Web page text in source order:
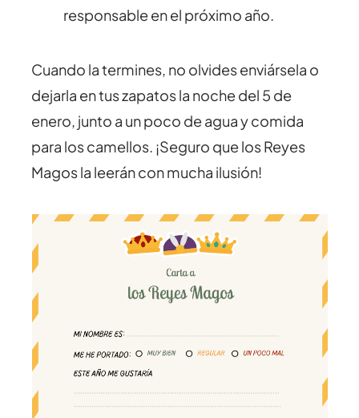
responsable en el próximo año.
Cuando la termines, no olvides enviársela o
dejarla en tus zapatos la noche del 5 de
enero, junto a un poco de agua y comida
para los camellos. ¡Seguro que los Reyes
Magos la leerán con mucha ilusión!